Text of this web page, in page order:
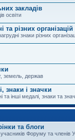
закладів
освіти
та різних організацій
знаки різних
земель, держав
знаки і значки
та інші медалі, знаки та
та блоги
учасників Форуму та членів